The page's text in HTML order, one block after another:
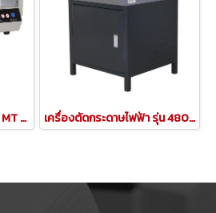
เครื่องตัดกระดาษไฟฟ้า รุ่น MT 320VS+ PROGRAM PAPER CUTTER ​เครื่องตัดกระดาษไฟฟ้า รุ่น 480V8 PAPER CUTTING MACHINE (รุ่นใหม่ล่าสุด )